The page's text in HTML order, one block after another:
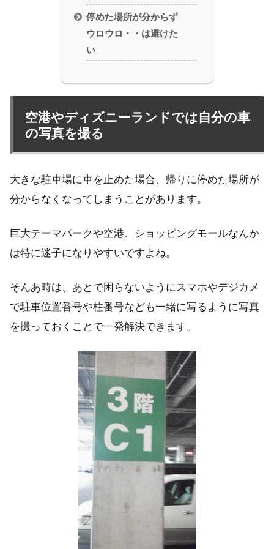
停めた場所が分からず
ウロウロ・・は避けた
い
空港やディズニーランドでは自分の車
の写真を撮る
大きな駐車場に車を止めた場合、帰りに停めた場所が
分からなくなってしまうことがあります。
巨大テーマパークや空港、ショッピングモールなんか
は特に迷子になりやすいですよね。
そんあ時は、あとで困らないようにスマホやデジカメ
で駐車位置番号や柱番号なども一緒に写るように写真
を撮っておくことで一発解決できます。